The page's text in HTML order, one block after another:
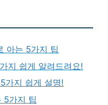
아는 5가지 팁
지 쉽게 알려드려요!
가지 쉽게 설명!
5가지 팁